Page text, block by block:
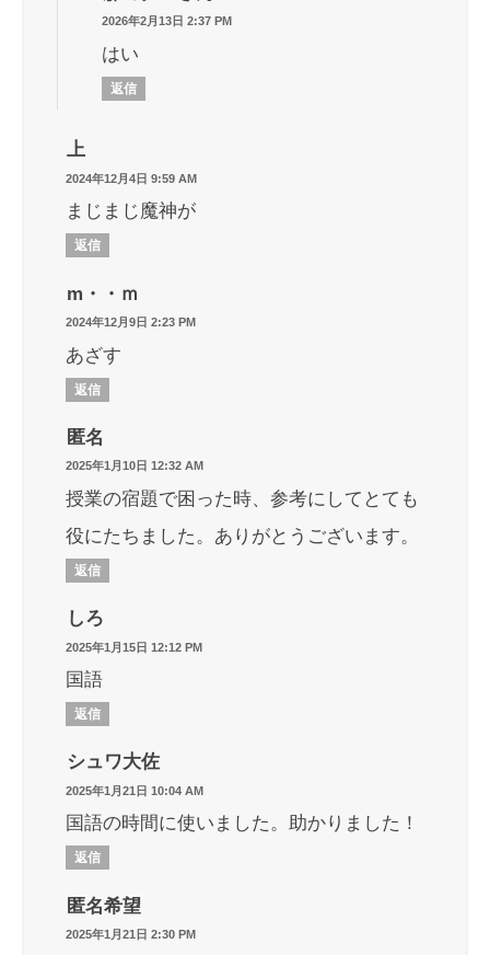
2026年2月13日 2:37 PM
はい
返信
上
2024年12月4日 9:59 AM
まじまじ魔神が
返信
m・・ｍ
2024年12月9日 2:23 PM
あざす
返信
匿名
2025年1月10日 12:32 AM
授業の宿題で困った時、参考にしてとても
役にたちました。ありがとうございます。
返信
しろ
2025年1月15日 12:12 PM
国語
返信
シュワ大佐
2025年1月21日 10:04 AM
国語の時間に使いました。助かりました！
返信
匿名希望
2025年1月21日 2:30 PM